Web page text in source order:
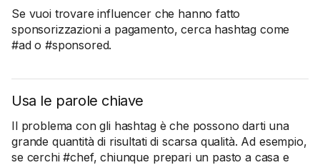
Se vuoi trovare influencer che hanno fatto
sponsorizzazioni a pagamento, cerca hashtag come
#ad o #sponsored.
Usa le parole chiave
Il problema con gli hashtag è che possono darti una
grande quantità di risultati di scarsa qualità. Ad esempio,
se cerchi #chef, chiunque prepari un pasto a casa e